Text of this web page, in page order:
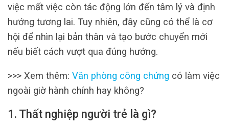
việc mất việc còn tác động lớn đến tâm lý và định
hướng tương lai. Tuy nhiên, đây cũng có thể là cơ
hội để nhìn lại bản thân và tạo bước chuyển mới
nếu biết cách vượt qua đúng hướng.
>>> Xem thêm: Văn phòng công chứng có làm việc
ngoài giờ hành chính hay không?
1. Thất nghiệp người trẻ là gì?